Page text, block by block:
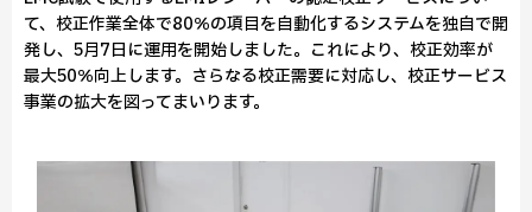
て、校正作業全体で80％の項目を自動化するシステムを独自で開
発し、5月7日に運用を開始しました。これにより、校正効率が
最大50％向上します。さらなる校正需要に対応し、校正サービス
事業の拡大を図ってまいります。